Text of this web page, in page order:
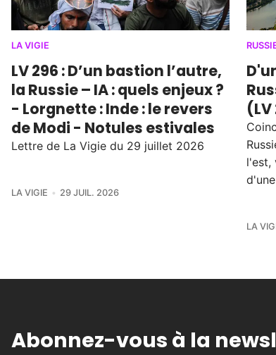
LA VIGIE
LV 296 : D’un bastion l’autre,
la Russie – IA : quels enjeux ?
- Lorgnette : Inde : le revers
de Modi - Notules estivales
Lettre de La Vigie du 29 juillet 2026
LA VIGIE 29 JUIL. 2026
l'est,
LA
Abonnez-vous à la